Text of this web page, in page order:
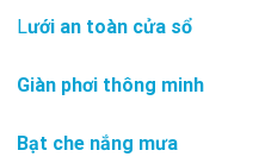
Lưới an toàn cửa sổ
Giàn phơi thông minh
Bạt che nắng mưa